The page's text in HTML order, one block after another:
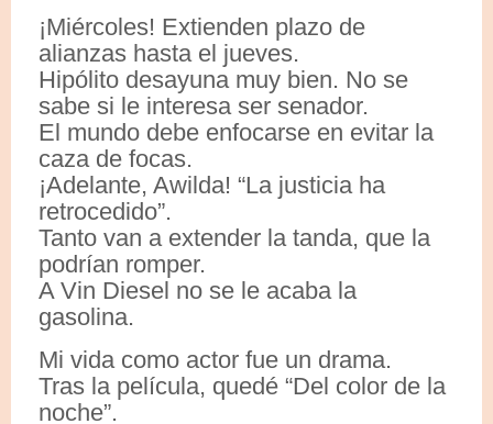
¡Miércoles! Extienden plazo de
alianzas hasta el jueves.
Hipólito desayuna muy bien. No se
sabe si le interesa ser senador.
El mundo debe enfocarse en evitar la
caza de focas.
¡Adelante, Awilda! “La justicia ha
retrocedido”.
Tanto van a extender la tanda, que la
podrían romper.
A Vin Diesel no se le acaba la
gasolina.
Mi vida como actor fue un drama.
Tras la película, quedé “Del color de la
noche”.